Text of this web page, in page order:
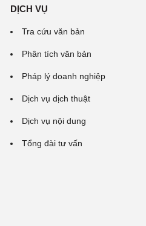
DỊCH VỤ
Tra cứu văn bản
Phân tích văn bản
Pháp lý doanh nghiệp
Dịch vụ dịch thuật
Dịch vụ nội dung
Tổng đài tư vấn